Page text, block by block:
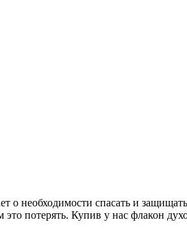
необходимости спасать и
потерять. Купив у нас флакон